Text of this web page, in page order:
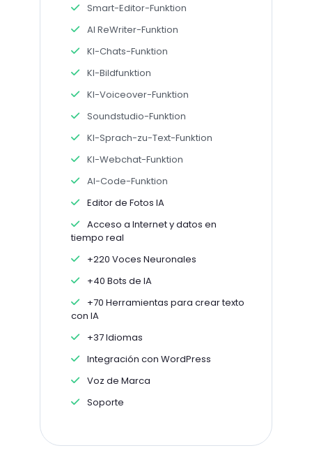
Smart-Editor-Funktion
AI ReWriter-Funktion
KI-Chats-Funktion
KI-Bildfunktion
KI-Voiceover-Funktion
Soundstudio-Funktion
KI-Sprach-zu-Text-Funktion
KI-Webchat-Funktion
AI-Code-Funktion
Editor de Fotos IA
Acceso a Internet y datos en
tiempo real
+220 Voces Neuronales
+40 Bots de IA
+70 Herramientas para crear texto
con IA
+37 Idiomas
Integración con WordPress
Voz de Marca
Soporte